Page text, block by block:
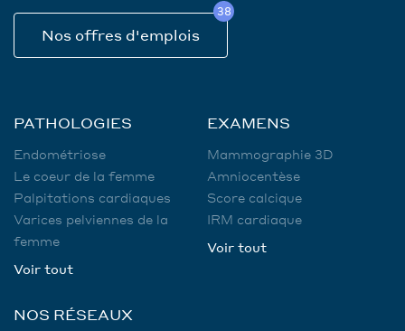
Nos offres d'emplois
38
PATHOLOGIES
Endométriose
Le coeur de la femme
Palpitations cardiaques
Varices pelviennes de la
femme
Voir tout
EXAMENS
Mammographie 3D
Amniocentèse
Score calcique
IRM cardiaque
Voir tout
NOS RÉSEAUX